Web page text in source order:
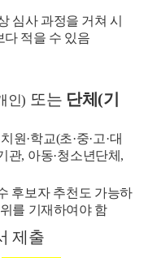
심사 과정을 거쳐 시
다 적을 수 있음
인) 또는 단체 (기
원·학교(초·중·고·대
관, 아동·청소년단체 ,
후보자 추천도 가능하
를 기재하여야 함
제출